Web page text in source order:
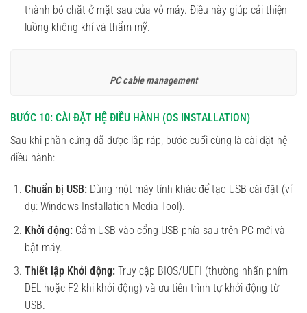
thành bó chặt ở mặt sau của vỏ máy. Điều này giúp cải thiện
luồng không khí và thẩm mỹ.
PC cable management
BƯỚC 10: CÀI ĐẶT HỆ ĐIỀU HÀNH (OS INSTALLATION)
Sau khi phần cứng đã được lắp ráp, bước cuối cùng là cài đặt hệ
điều hành:
Chuẩn bị USB: Dùng một máy tính khác để tạo USB cài đặt (ví
dụ: Windows Installation Media Tool).
Khởi động: Cắm USB vào cổng USB phía sau trên PC mới và
bật máy.
Thiết lập Khởi động: Truy cập BIOS/UEFI (thường nhấn phím
DEL hoặc F2 khi khởi động) và ưu tiên trình tự khởi động từ
USB.